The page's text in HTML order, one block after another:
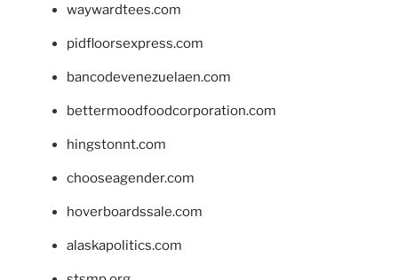
waywardtees.com
pidfloorsexpress.com
bancodevenezuelaen.com
bettermoodfoodcorporation.com
hingstonnt.com
chooseagender.com
hoverboardssale.com
alaskapolitics.com